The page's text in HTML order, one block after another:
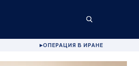
▶ОПЕРАЦИЯ В ИРАНЕ